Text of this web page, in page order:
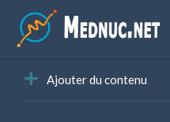
Ajouter du contenu